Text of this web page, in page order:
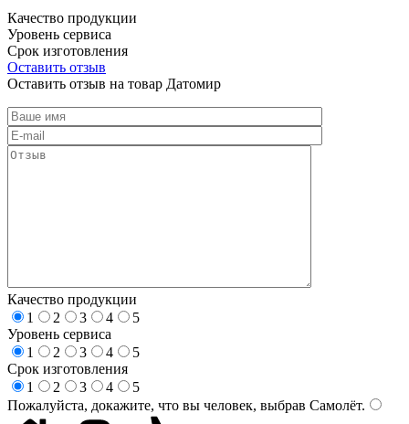
Качество продукции
Уровень сервиса
Срок изготовления
Оставить отзыв
Оставить отзыв на товар Датомир
Качество продукции
1
2 3 4
5
Уровень сервиса
1
2 3 4
5
Срок изготовления
1
2 3 4
5
Пожалуйста, докажите, что вы человек, выбрав Самолёт.